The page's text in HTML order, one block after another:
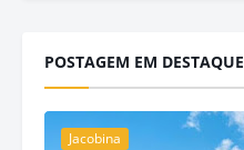
POSTAGEM EM DESTAQUE
Jacobina